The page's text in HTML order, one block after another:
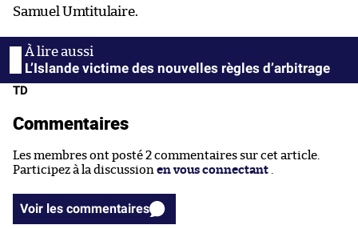
Samuel Umtitulaire.
L’Islande victime des nouvelles règles d’arbitrage
TD
Commentaires
Les membres ont posté 2 commentaires sur cet article.
Participez à la discussion en vous connectant .
Voir les commentaires